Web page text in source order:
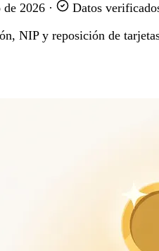
de 2026 · Datos
NIP y reposición de